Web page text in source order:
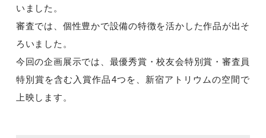
いました。
審査では、個性豊かで設備の特徴を活かした作品が出そ
ろいました。
今回の企画展示では、最優秀賞・校友会特別賞・審査員
特別賞を含む入賞作品4つを、新宿アトリウムの空間で
上映します。